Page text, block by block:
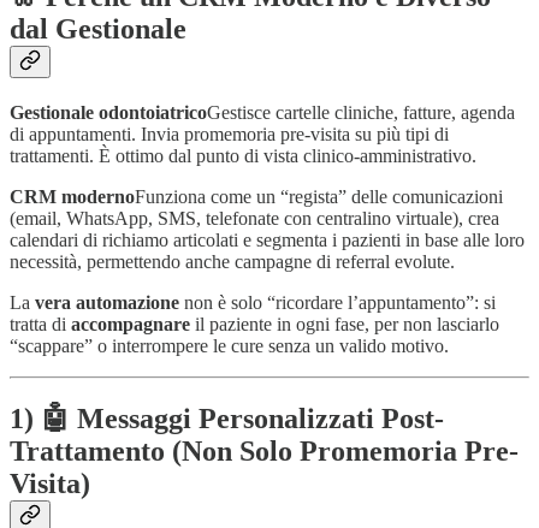
dal Gestionale
Gestionale odontoiatricoGestisce cartelle cliniche, fatture, agenda
di appuntamenti. Invia promemoria pre-visita su più tipi di
trattamenti. È ottimo dal punto di vista clinico-amministrativo.
CRM modernoFunziona come un “regista” delle comunicazioni
(email, WhatsApp, SMS, telefonate con centralino virtuale), crea
calendari di richiamo articolati e segmenta i pazienti in base alle loro
necessità, permettendo anche campagne di referral evolute.
La vera automazione non è solo “ricordare l’appuntamento”: si
tratta di accompagnare il paziente in ogni fase, per non lasciarlo
“scappare” o interrompere le cure senza un valido motivo.
1) 🤖 Messaggi Personalizzati Post-
Trattamento (Non Solo Promemoria Pre-
Visita)